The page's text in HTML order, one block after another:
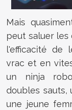
Mais
peut saluer
l'efficacité de
vrac et en
un ninja
doubles sauts,
une jeune